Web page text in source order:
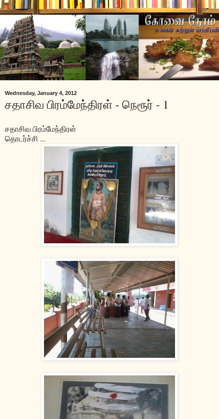
Wednesday, January 4, 2012
சதாசிவ பிரம்மேந்திரள் - நெரூர் - 1
சதாசிவ பிரம்மேந்திரள்
தொடர்ச்சி ...